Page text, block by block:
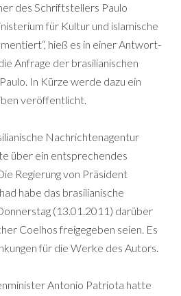
des Schriftstellers Paulo
für Kultur und islamische
hieß es in einer Antwort-
Anfrage der brasilianischen
In Kürze werde dazu ein
veröffentlicht.
Nachrichtenagentur
über ein entsprechendes
Regierung von Präsident
habe das brasilianische
(13.01.2011) darüber
Coelhos freigegeben seien. Es
für die Werke des Autors.
Antonio Patriota hatte